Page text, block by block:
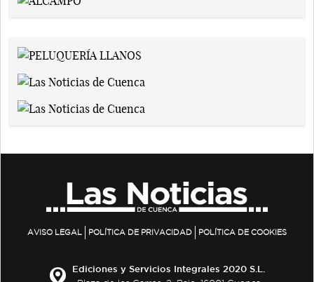
AVISO LEGAL POLÍTICA DE PRIVACIDAD POLÍTICA DE COOKIES
Ediciones y Servicios Integrales 2020 S.L.